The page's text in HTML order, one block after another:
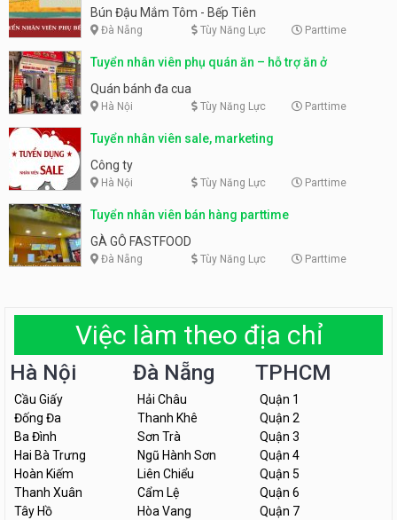
Tiên
Bún Đậu Mắm Tôm - Bếp Tiên
Đà Nẵng Tùy Năng Lực Parttime
Tuyển nhân viên phụ quán ăn – hỗ trợ ăn ở
Quán bánh đa cua
Hà Nội Tùy Năng Lực Parttime
Tuyển nhân viên sale, marketing
Công ty
Hà Nội Tùy Năng Lực Parttime
Tuyển nhân viên bán hàng parttime
GÀ GÔ FASTFOOD
Đà Nẵng Tùy Năng Lực Parttime
Việc làm theo địa chỉ
Hà Nội
Cầu Giấy
Đống Đa
Ba Đình
Hai Bà Trưng
Hoàn Kiếm
Thanh Xuân
Tây Hồ
Đà Nẵng
Hải Châu
Thanh Khê
Sơn Trà
Ngũ Hành Sơn
Liên Chiểu
Cẩm Lệ
Hòa Vang
TPHCM
Quận 1
Quận 2
Quận 3
Quận 4
Quận 5
Quận 6
Quận 7